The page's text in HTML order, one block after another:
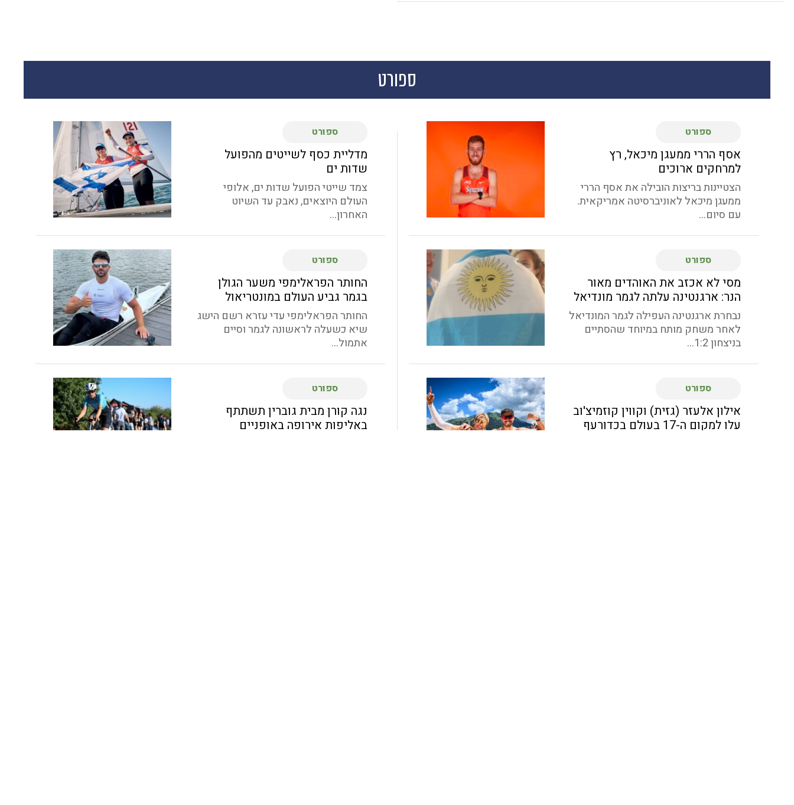
ספורט
ספורט
אסף הררי ממעגן מיכאל, רץ
למרחקים ארוכים
הצטיינות בריצות הובילה את אסף הררי
ממעגן מיכאל לאוניברסיטה אמריקאית.
עם סיום...
ספורט
מדליית כסף לשייטים מהפועל
שדות ים
צמד שייטי הפועל שדות ים, אלופי
העולם היוצאים, נאבק עד השיוט
האחרון...
ספורט
מסי לא אכזב את האוהדים מאור
הנר: ארגנטינה עלתה לגמר מונדיאל
נבחרת ארגנטינה העפילה לגמר המונדיאל
לאחר משחק מותח במיוחד שהסתיים
בניצחון 1:2...
ספורט
החותר הפראלימפי משער הגולן
בגמר גביע העולם במונטריאול
החותר הפראלימפי עדי עזרא רשם הישג
שיא כשעלה לראשונה לגמר וסיים
אתמול...
ספורט
אילון אלעזר (גזית) וקווין קוזמיצ'וב
עלו למקום ה-17 בעולם בכדורעף
ספורט
נגה קורן מבית גוברין תשתתף
באליפות אירופה באופניים